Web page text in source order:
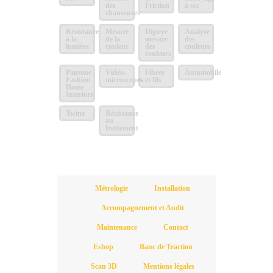
des
chaussures
Friction
à sec
Résistance
à la
lumière
Mesure
de la
couleur
Digieye
mesure
des
couleurs
Analyse
des
couleurs
Pantone
Fashion
Home
Interiors
Vidéo-
microscopes
Fibres
et fils
Automobile
Twine
Résistance
au
frottement
Métrologie Installation
Accompagnement et Audit
Maintenance Contact
Eshop Banc de Traction
Scan 3D Mentions légales